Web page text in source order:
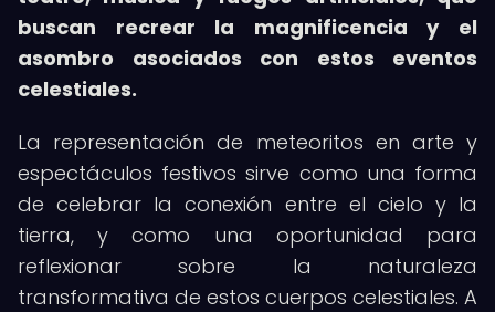
buscan recrear la magnificencia y el
asombro asociados con estos eventos
celestiales.
La representación de meteoritos en arte y
espectáculos festivos sirve como una forma
de celebrar la conexión entre el cielo y la
tierra, y como una oportunidad para
reflexionar sobre la naturaleza
transformativa de estos cuerpos celestiales. A